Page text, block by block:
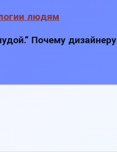
Почему дизайнеру